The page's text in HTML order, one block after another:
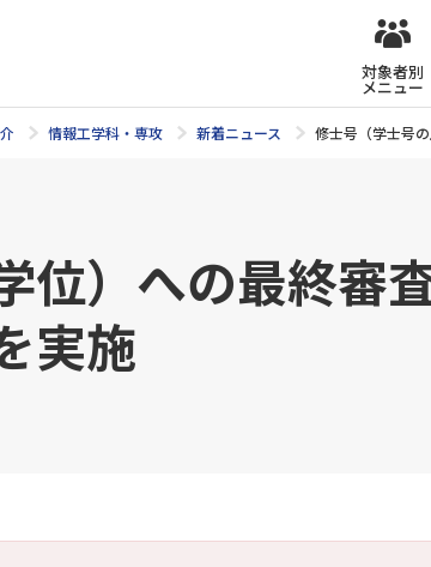
対象者別
メニュー
情報工学科・専攻 新着ニュース 修士号（学士号
位）への最終審
実施